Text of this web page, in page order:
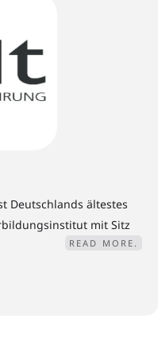
Deutschlands ältestes
mit Sitz
READ MORE.